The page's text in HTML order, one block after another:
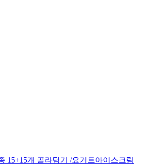
15+15개 골라담기 /요거트아이스크림